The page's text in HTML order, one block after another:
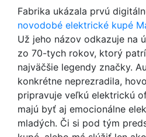
Fabrika ukázala prvú
novodobé elektrické kupé
Už jeho názov odkazuje na
zo 70-tych rokov, ktorý
najväčšie legendy značky.
konkrétne neprezradila,
pripravuje veľkú elektrickú
majú byť aj emocionálne
mladých. Či si pod tým